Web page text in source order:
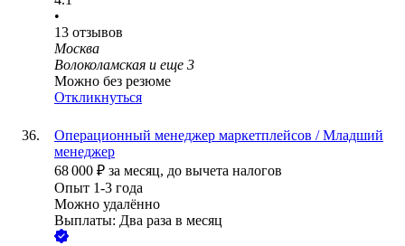
•
13 отзывов
Москва
Волоколамская и еще 3
Можно без резюме
Откликнуться
Операционный менеджер маркетплейсов / Младший
менеджер
68 000 ₽ за месяц, до вычета налогов
Опыт 1-3 года
Можно удалённо
Выплаты: Два раза в месяц